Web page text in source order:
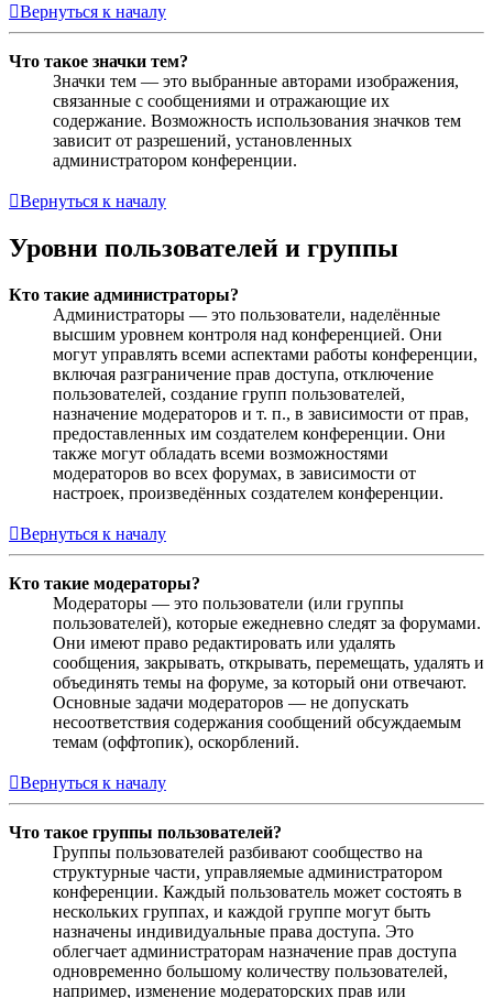
Вернуться к началу
Что такое значки тем?
Значки тем — это выбранные авторами изображения,
связанные с сообщениями и отражающие их
содержание. Возможность использования значков тем
зависит от разрешений, установленных
администратором конференции.
Вернуться к началу
Уровни пользователей и группы
Кто такие администраторы?
Администраторы — это пользователи, наделённые
высшим уровнем контроля над конференцией. Они
могут управлять всеми аспектами работы конференции,
включая разграничение прав доступа, отключение
пользователей, создание групп пользователей,
назначение модераторов и т. п., в зависимости от прав,
предоставленных им создателем конференции. Они
также могут обладать всеми возможностями
модераторов во всех форумах, в зависимости от
настроек, произведённых создателем конференции.
Вернуться к началу
Кто такие модераторы?
Модераторы — это пользователи (или группы
пользователей), которые ежедневно следят за форумами.
Они имеют право редактировать или удалять
сообщения, закрывать, открывать, перемещать, удалять и
объединять темы на форуме, за который они отвечают.
Основные задачи модераторов — не допускать
несоответствия содержания сообщений обсуждаемым
темам (оффтопик), оскорблений.
Вернуться к началу
Что такое группы пользователей?
Группы пользователей разбивают сообщество на
структурные части, управляемые администратором
конференции. Каждый пользователь может состоять в
нескольких группах, и каждой группе могут быть
назначены индивидуальные права доступа. Это
облегчает администраторам назначение прав доступа
одновременно большому количеству пользователей,
например, изменение модераторских прав или